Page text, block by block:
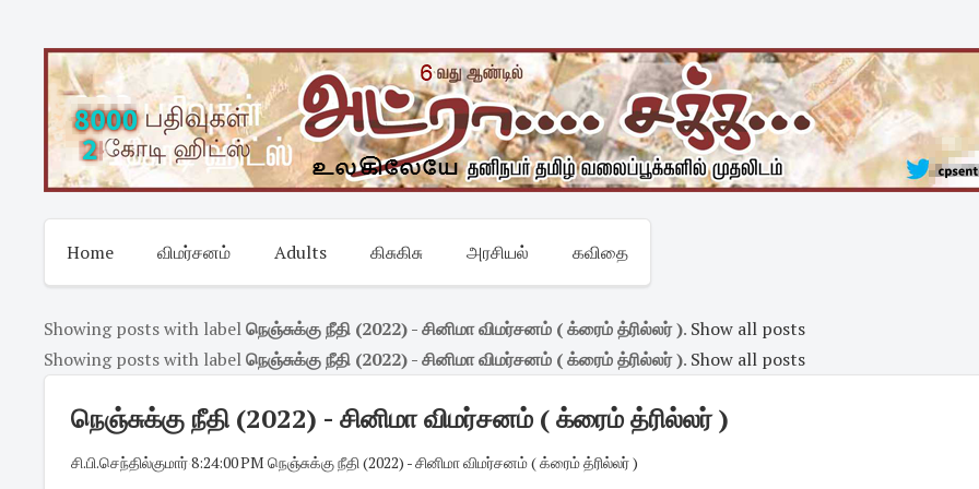
content
Home விமர்சனம் Adults கிசுகிசு அரசியல் கவிதை
Showing posts with labelநெஞ்சுக்கு நீதி (2022) - சினிமா விமர்சனம் ( க்ரைம் த்ரில்லர் ). Show all posts
Showing posts with labelநெஞ்சுக்கு நீதி (2022) - சினிமா விமர்சனம் ( க்ரைம் த்ரில்லர் ). Show all posts
நெஞ்சுக்கு நீதி (2022) - சினிமா விமர்சனம் ( க்ரைம் த்ரில்லர் )
சி.பி.செந்தில்குமார்·8:24:00 PM ·நெஞ்சுக்கு நீதி (2022) - சினிமா விமர்சனம் ( க்ரைம் த்ரில்லர் )